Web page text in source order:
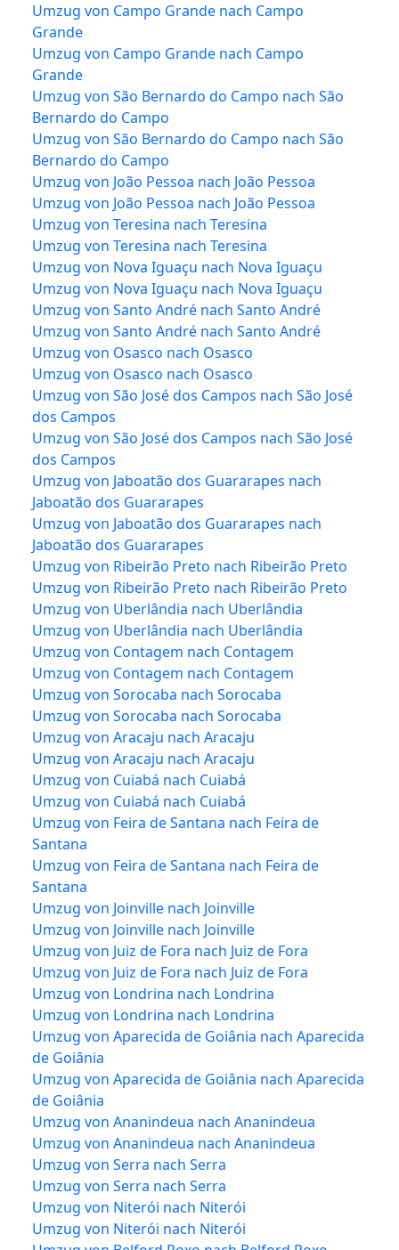
Umzug von Campo Grande nach Campo
Grande
Umzug von Campo Grande nach Campo
Grande
Umzug von São Bernardo do Campo nach São
Bernardo do Campo
Umzug von São Bernardo do Campo nach São
Bernardo do Campo
Umzug von João Pessoa nach João Pessoa
Umzug von João Pessoa nach João Pessoa
Umzug von Teresina nach Teresina
Umzug von Teresina nach Teresina
Umzug von Nova Iguaçu nach Nova Iguaçu
Umzug von Nova Iguaçu nach Nova Iguaçu
Umzug von Santo André nach Santo André
Umzug von Santo André nach Santo André
Umzug von Osasco nach Osasco
Umzug von Osasco nach Osasco
Umzug von São José dos Campos nach São José
dos Campos
Umzug von São José dos Campos nach São José
dos Campos
Umzug von Jaboatão dos Guararapes nach
Jaboatão dos Guararapes
Umzug von Jaboatão dos Guararapes nach
Jaboatão dos Guararapes
Umzug von Ribeirão Preto nach Ribeirão Preto
Umzug von Ribeirão Preto nach Ribeirão Preto
Umzug von Uberlândia nach Uberlândia
Umzug von Uberlândia nach Uberlândia
Umzug von Contagem nach Contagem
Umzug von Contagem nach Contagem
Umzug von Sorocaba nach Sorocaba
Umzug von Sorocaba nach Sorocaba
Umzug von Aracaju nach Aracaju
Umzug von Aracaju nach Aracaju
Umzug von Cuiabá nach Cuiabá
Umzug von Cuiabá nach Cuiabá
Umzug von Feira de Santana nach Feira de
Santana
Umzug von Feira de Santana nach Feira de
Santana
Umzug von Joinville nach Joinville
Umzug von Joinville nach Joinville
Umzug von Juiz de Fora nach Juiz de Fora
Umzug von Juiz de Fora nach Juiz de Fora
Umzug von Londrina nach Londrina
Umzug von Londrina nach Londrina
Umzug von Aparecida de Goiânia nach Aparecida
de Goiânia
Umzug von Aparecida de Goiânia nach Aparecida
de Goiânia
Umzug von Ananindeua nach Ananindeua
Umzug von Ananindeua nach Ananindeua
Umzug von Serra nach Serra
Umzug von Serra nach Serra
Umzug von Niterói nach Niterói
Umzug von Niterói nach Niterói